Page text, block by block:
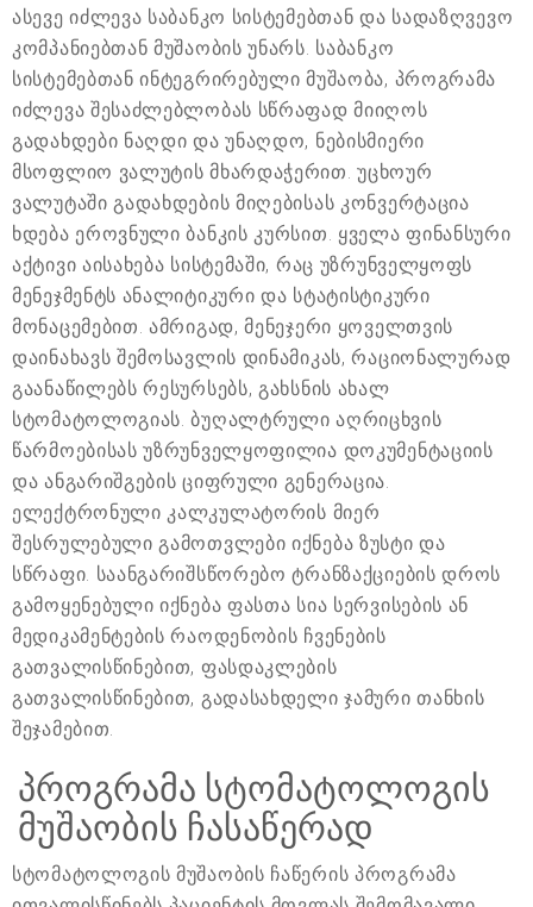
ასევე იძლევა საბანკო სისტემებთან და სადაზღვევო
კომპანიებთან მუშაობის უნარს. საბანკო
სისტემებთან ინტეგრირებული მუშაობა, პროგრამა
იძლევა შესაძლებლობას სწრაფად მიიღოს
გადახდები ნაღდი და უნაღდო, ნებისმიერი
მსოფლიო ვალუტის მხარდაჭერით. უცხოურ
ვალუტაში გადახდების მიღებისას კონვერტაცია
ხდება ეროვნული ბანკის კურსით. ყველა ფინანსური
აქტივი აისახება სისტემაში, რაც უზრუნველყოფს
მენეჯმენტს ანალიტიკური და სტატისტიკური
მონაცემებით. ამრიგად, მენეჯერი ყოველთვის
დაინახავს შემოსავლის დინამიკას, რაციონალურად
გაანაწილებს რესურსებს, გახსნის ახალ
სტომატოლოგიას. ბუღალტრული აღრიცხვის
წარმოებისას უზრუნველყოფილია დოკუმენტაციის
და ანგარიშგების ციფრული გენერაცია.
ელექტრონული კალკულატორის მიერ
შესრულებული გამოთვლები იქნება ზუსტი და
სწრაფი. საანგარიშსწორებო ტრანზაქციების დროს
გამოყენებული იქნება ფასთა სია სერვისების ან
მედიკამენტების რაოდენობის ჩვენების
გათვალისწინებით, ფასდაკლების
გათვალისწინებით, გადასახდელი ჯამური თანხის
შეჯამებით.
პროგრამა სტომატოლოგის
მუშაობის ჩასაწერად
სტომატოლოგის მუშაობის ჩაწერის პროგრამა